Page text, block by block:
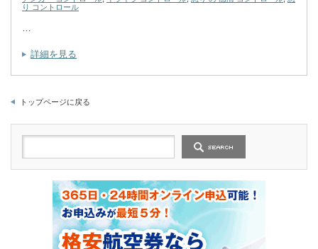
り コントロール
詳細を見る
トップページに戻る